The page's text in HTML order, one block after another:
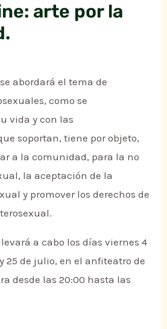
arte por la
abordará el tema de
como se
vida y con las
soportan, tiene por objeto,
a la comunidad, para la no
la aceptación de la
y promover los derechos de
a cabo los días viernes 4
25 de julio, en el anfiteatro de
desde las 20:00 hasta las